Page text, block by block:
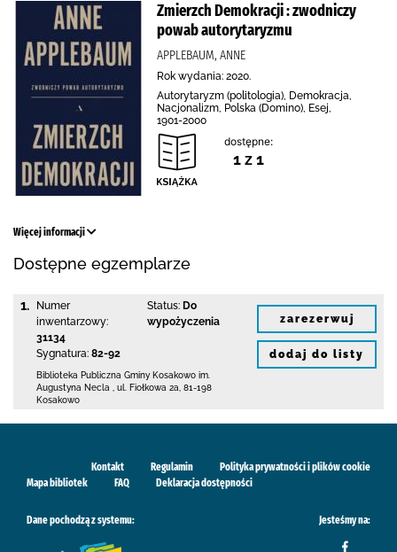
Zmierzch Demokracji : zwodniczy
powab autorytaryzmu
APPLEBAUM, ANNE
Rok wydania: 2020.
Autorytaryzm (politologia), Demokracja,
Nacjonalizm, Polska (Domino), Esej,
1901-2000
dostępne:
1 z 1
Więcej informacji
Dostępne egzemplarze
1.
Numer
inwentarzowy:
31134
Sygnatura: 82-92
Status: Do
wypożyczenia
Biblioteka Publiczna Gminy Kosakowo im.
Augustyna Necla
ul. Fiołkowa 2a 81-198
Kosakowo
zarezerwuj
dodaj do listy
Kontakt Regulamin
Polityka prywatności i plików cookie
Mapa bibliotek
FAQ Deklaracja dostępności
Dane pochodzą z systemu: Jesteśmy na: